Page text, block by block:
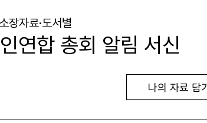
소장자료·도서별
연합 총회 알림 서신
나의 자료 담기